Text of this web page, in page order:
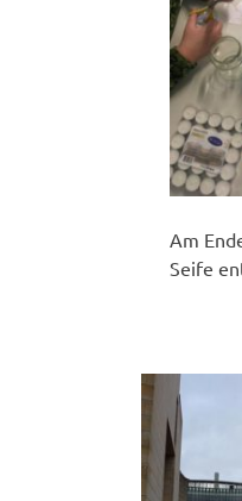
Am
Seife